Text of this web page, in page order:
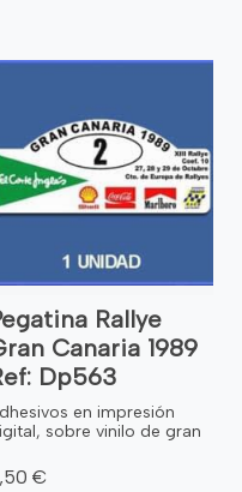
Rallye
Canaria 1989
Dp563
en impresión
sobre vinilo de gran
€